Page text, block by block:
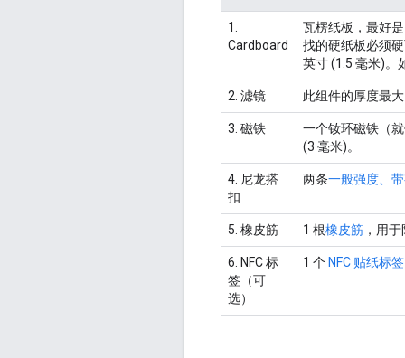
1.
Cardboard
瓦楞纸板，最好
找的硬纸板必须
英寸 (1.5 毫米)。
2. 滤镜 此组件的厚度最
3. 磁铁
一个钕环磁铁（
(3 毫米)。
4. 尼龙搭
扣
两条一般强度、
5. 橡皮筋 1 根橡皮筋 ，用
6. NFC 标
签（可
选）
1 个 NFC 贴纸标签